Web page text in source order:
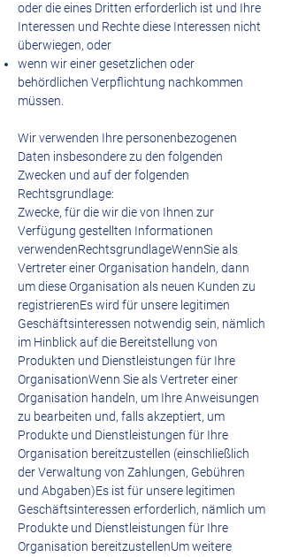
oder die eines Dritten erforderlich ist und Ihre
Interessen und Rechte diese Interessen nicht
überwiegen, oder
wenn wir einer gesetzlichen oder
behördlichen Verpflichtung nachkommen
müssen.
Wir verwenden Ihre personenbezogenen
Daten insbesondere zu den folgenden
Zwecken und auf der folgenden
Rechtsgrundlage:
Zwecke, für die wir die von Ihnen zur
Verfügung gestellten Informationen
verwendenRechtsgrundlageWennSie als
Vertreter einer Organisation handeln, dann
um diese Organisation als neuen Kunden zu
registrierenEs wird für unsere legitimen
Geschäftsinteressen notwendig sein, nämlich
im Hinblick auf die Bereitstellung von
Produkten und Dienstleistungen für Ihre
OrganisationWenn Sie als Vertreter einer
Organisation handeln, um Ihre Anweisungen
zu bearbeiten und, falls akzeptiert, um
Produkte und Dienstleistungen für Ihre
Organisation bereitzustellen (einschließlich
der Verwaltung von Zahlungen, Gebühren
und Abgaben)Es ist für unsere legitimen
Geschäftsinteressen erforderlich, nämlich um
Produkte und Dienstleistungen für Ihre
Organisation bereitzustellenUm weitere